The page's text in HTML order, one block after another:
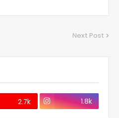
Next Post
2.7k 1.8k